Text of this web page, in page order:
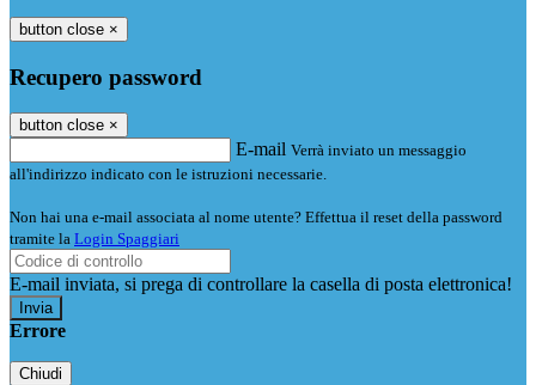
button close ×
Recupero password
button close ×
E-mail Verrà inviato un messaggio
all'indirizzo indicato con le istruzioni necessarie.
Non hai una e-mail associata al nome utente? Effettua il reset della password
tramite la Login Spaggiari
E-mail inviata, si prega di controllare la casella di posta elettronica!
Errore
Chiudi